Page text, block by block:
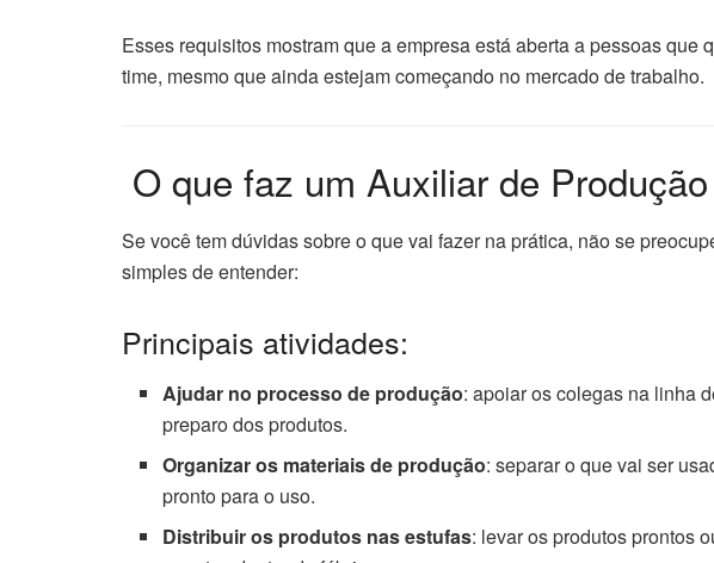
Esses requisitos mostram que a empresa está aberta a pessoas que
time, mesmo que ainda estejam começando no mercado de trabalho.
O que faz um Auxiliar de
Se você tem dúvidas sobre o que vai fazer na prática, não se
simples de entender:
Principais atividades:
Ajudar no processo de produção: apoiar os colegas na linha
preparo dos produtos.
Organizar os materiais de produção: separar o que vai ser
pronto para o uso.
Distribuir os produtos nas estufas: levar os produtos prontos